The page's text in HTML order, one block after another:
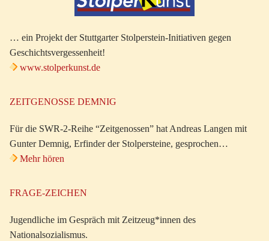
… ein Projekt der Stuttgarter Stolperstein-Initiativen gegen
Geschichtsvergessenheit!
www.stolperkunst.de
ZEITGENOSSE DEMNIG
Für die SWR-2-Reihe “Zeitgenossen” hat Andreas Langen mit
Gunter Demnig, Erfinder der Stolpersteine, gesprochen…
Mehr hören
FRAGE-ZEICHEN
Jugendliche im Gespräch mit Zeitzeug*innen des
Nationalsozialismus.